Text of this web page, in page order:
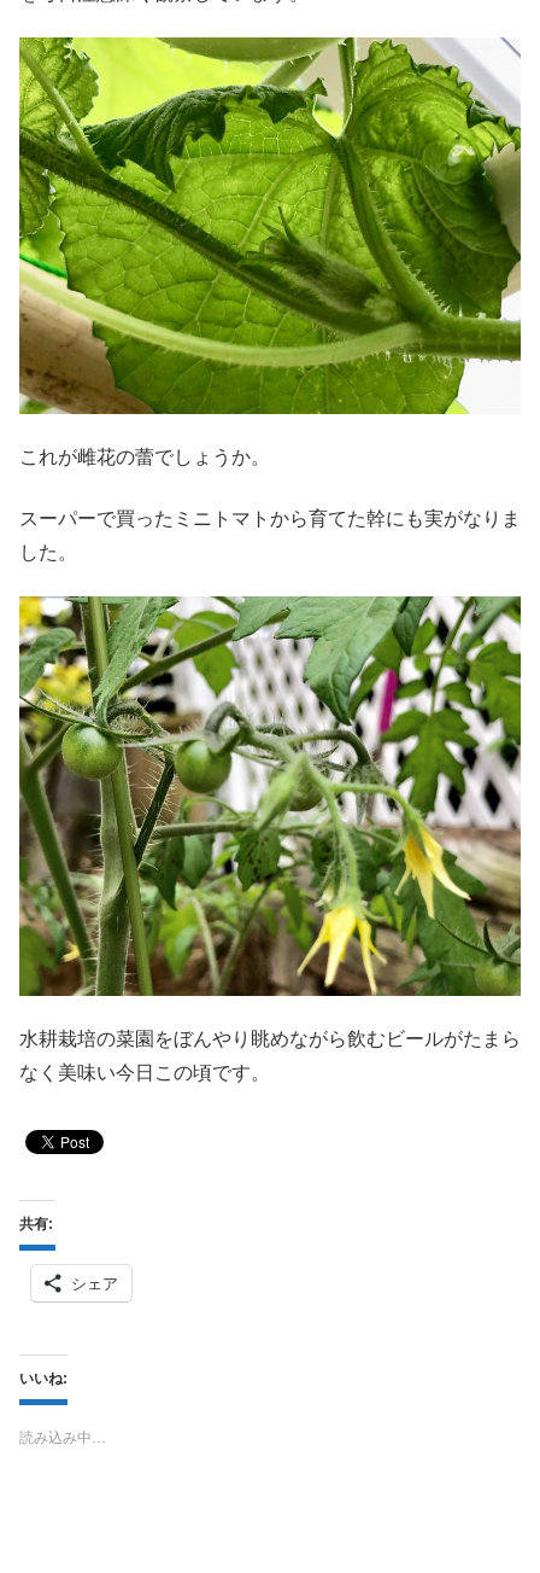
これが雌花の蕾でしょうか。
スーパーで買ったミニトマトから育てた幹にも実がなりま
した。
水耕栽培の菜園をぼんやり眺めながら飲むビールがたまら
なく美味い今日この頃です。
共有:
シェア
いいね:
読み込み中…